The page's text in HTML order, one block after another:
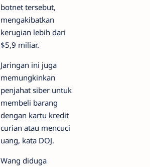
botnet tersebut,
mengakibatkan
kerugian lebih dari
$5,9 miliar.
Jaringan ini juga
memungkinkan
penjahat siber untuk
membeli barang
dengan kartu kredit
curian atau mencuci
uang, kata DOJ.
Wang diduga